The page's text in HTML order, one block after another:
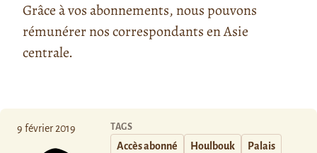
Grâce à vos abonnements, nous pouvons
rémunérer nos correspondants en Asie
centrale.
9 février 2019 TAGS
Accès abonné Houlbouk Palais